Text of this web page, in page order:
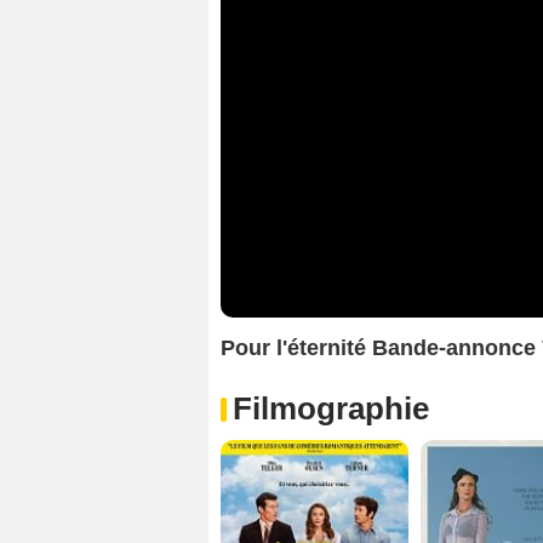
Pour l'éternité Bande-annonce
Filmographie